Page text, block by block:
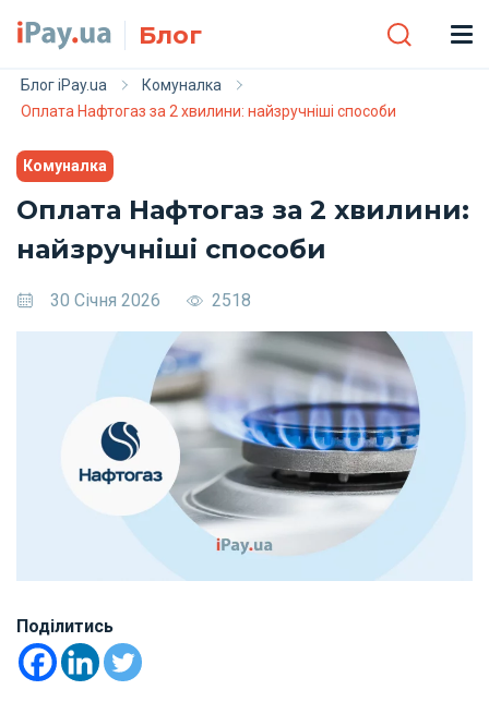
Блог
Блог iPay.ua
Комуналка
Оплата Нафтогаз за 2 хвилини: найзручніші способи
Комуналка
Оплата Нафтогаз за 2 хвилини:
найзручніші способи
30 Січня 2026 2518
Поділитись